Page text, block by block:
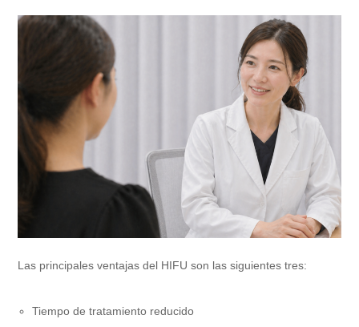
Las principales ventajas del HIFU son las siguientes tres:
Tiempo de tratamiento reducido